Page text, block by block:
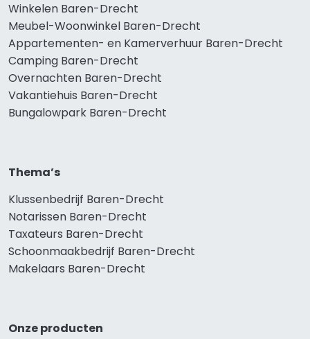
Winkelen Baren-Drecht
Meubel-Woonwinkel Baren-Drecht
Appartementen- en Kamerverhuur Baren-Drecht
Camping Baren-Drecht
Overnachten Baren-Drecht
Vakantiehuis Baren-Drecht
Bungalowpark Baren-Drecht
Thema’s
Klussenbedrijf Baren-Drecht
Notarissen Baren-Drecht
Taxateurs Baren-Drecht
Schoonmaakbedrijf Baren-Drecht
Makelaars Baren-Drecht
Onze producten